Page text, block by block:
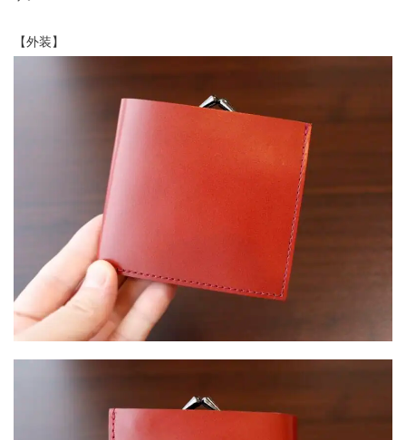
【外装】